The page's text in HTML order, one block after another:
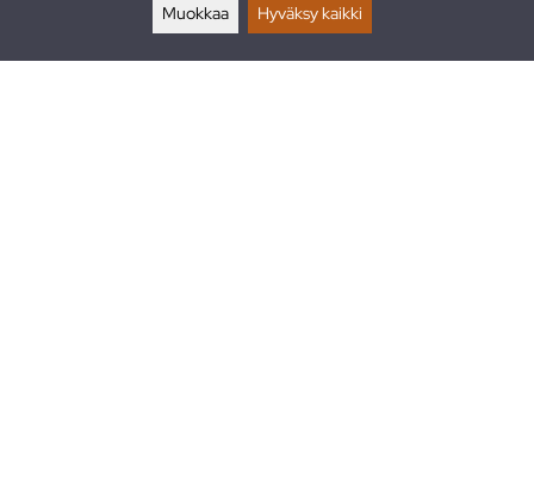
Muokkaa Hyväksy kaikki